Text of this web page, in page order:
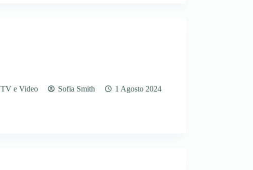
TV e Video Sofia Smith 1 Agosto 2024